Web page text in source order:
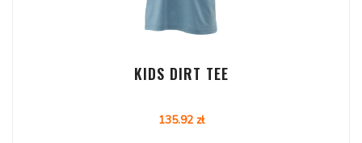
KIDS DIRT TEE
135.92 zł